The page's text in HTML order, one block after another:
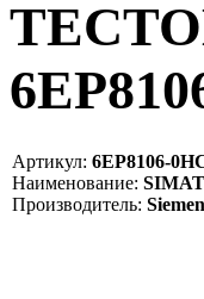
Артикул: 6EP8106-
Наименование:
Производитель: